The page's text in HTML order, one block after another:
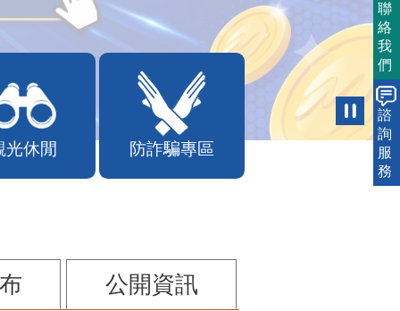
光休閒 防詐騙專區
公開資訊
聯
絡
我
們
諮
詢
服
務